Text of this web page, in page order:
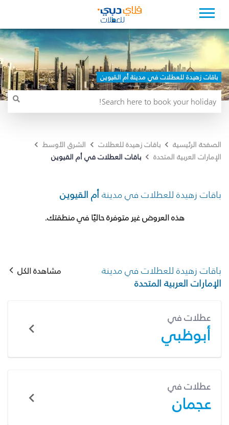
باقات زهيدة للعطلات في مدينة أم القيوين
الصفحة الرئيسية باقات زهيدة للعطلات
الشرق الأوسط
الإمارات العربية المتحدة
باقات العطلات في أم القيوين
باقات زهيدة للعطلات في مدينةأم القيوين
هذه العروض غير متوفرة حاليًا في منطقتك.
باقات زهيدة للعطلات في مدينة
الإمارات العربية المتحدة
مشاهدة الكل
عطلات في
أبوظبي
عطلات في
عجمان